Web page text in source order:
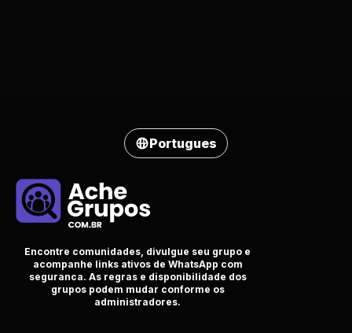
Portugues
Encontre comunidades, divulgue seu grupo e
acompanhe links ativos de WhatsApp com
seguranca. As regras e disponibilidade dos
grupos podem mudar conforme os
administradores.